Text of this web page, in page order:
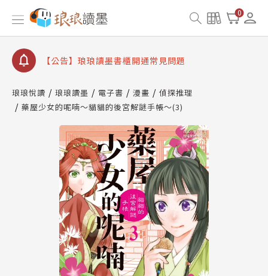
0
【公告】琅琅讀墨數位閱讀資產合併與書櫃開通申請
【公告】琅琅讀墨書櫃開通常見問題
【公告】琅琅讀墨 3 分鐘完成書櫃開通與資產合併申
請圖文教學
查詢
【公告】琅琅讀墨數位閱讀資產合併與書櫃開通申請
琅琅悅讀 琅琅讀墨 電子書 漫畫
偵探推理
藥屋少女的呢喃～貓貓的後宮解謎手帳～(3)